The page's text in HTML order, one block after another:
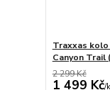
Traxxas kolo
Canyon Trail
2 299 Kč
1 499 Kč/